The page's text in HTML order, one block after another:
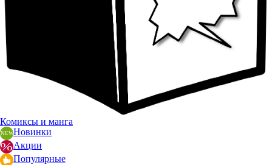
Комиксы и манга
Новинки
Акции
Популярные